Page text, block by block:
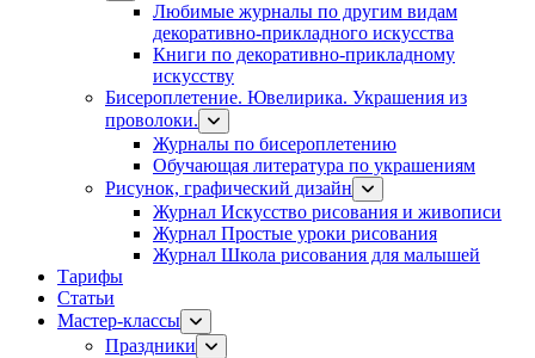
Любимые журналы по другим видам
декоративно-прикладного искусства
Книги по декоративно-прикладному
искусству
Бисероплетение. Ювелирика. Украшения из
проволоки.
Журналы по бисероплетению
Обучающая литература по украшениям
Рисунок, графический дизайн
Журнал Искусство рисования и живописи
Журнал Простые уроки рисования
Журнал Школа рисования для малышей
Тарифы
Статьи
Мастер-классы
Праздники